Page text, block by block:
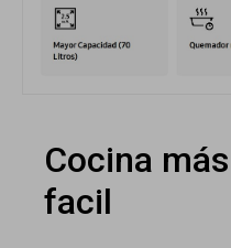
Cocina
facil